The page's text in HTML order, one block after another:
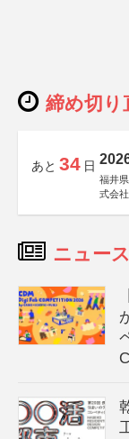
締め切り
あと 34 日
福井
式会社
ニュース